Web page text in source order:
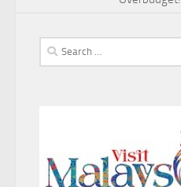
Search
for: